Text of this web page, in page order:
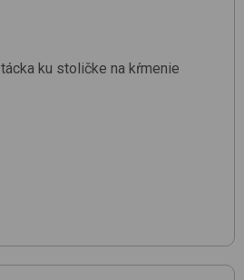
tácka ku stoličke na kŕmenie